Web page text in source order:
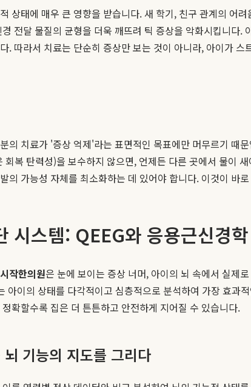
상태에 매우 큰 영향을 받습니다. 새 학기, 친구 관계의 어
전달 물질의 균형을 더욱 깨뜨려 틱 증상을 악화시킵니
. 따라서 치료는 단순히 증상만 보는 것이 아니라, 아이가
의 치료가 '증상 억제'라는 표면적인 목표에만 머무르기 때
복 탄력성)을 보수하지 않으면, 언제든 다른 곳에서 물이
의 가능성 자체를 최소화하는 데 있어야 합니다. 이것이 바
시스템: QEEG와 응용근신경학
시작한의원은 눈에 보이는 증상 너머, 아이의 뇌 속에서 실제
아이의 상태를 다각적이고 심층적으로 분석하여 가장 효과
확할수록 집은 더 튼튼하고 안전하게 지어질 수 있습니다.
기능의 지도를 그리다